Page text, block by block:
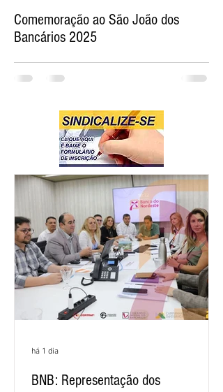
Comemoração ao São João dos
Bancários 2025
BNB: Representação dos
há 1 dia